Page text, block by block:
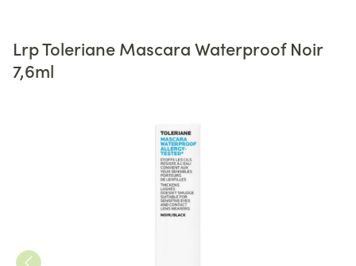
Lrp Toleriane Mascara Waterproof Noir
7,6ml